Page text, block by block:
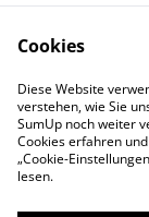
Cookies
Diese Website
verstehen, wie Sie
SumUp noch weiter
Cookies erfahren
„Cookie-
lesen.